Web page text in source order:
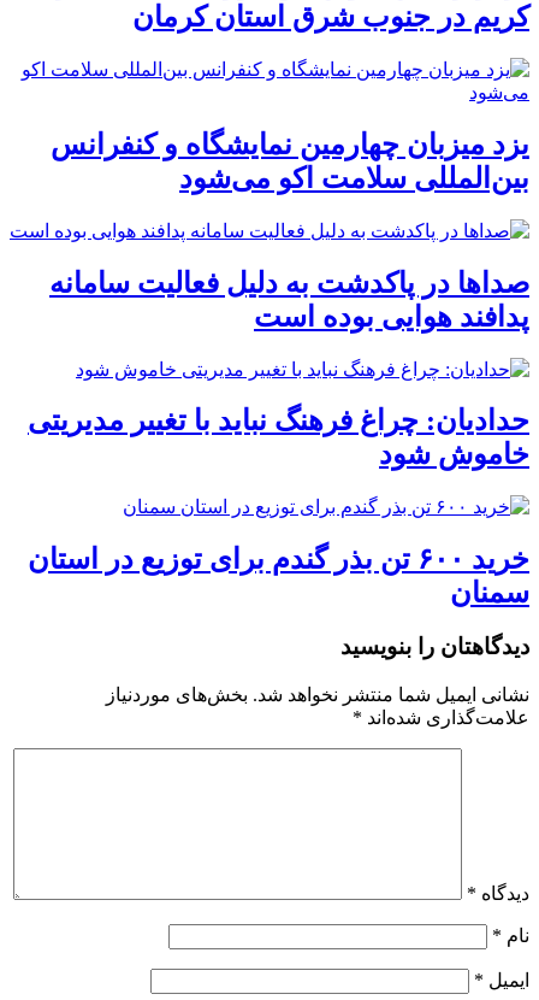
کریم در جنوب شرق استان کرمان
یزد میزبان چهارمین نمایشگاه و کنفرانس
بین‌المللی سلامت اکو می‌شود
صداها در پاکدشت به دلیل فعالیت سامانه
پدافند هوایی بوده است
حدادیان: چراغ فرهنگ نباید با تغییر مدیریتی
خاموش شود
خرید ۶۰۰ تن بذر گندم برای توزیع در استان
سمنان
دیدگاهتان را بنویسید
نشانی ایمیل شما منتشر نخواهد شد. بخش‌های موردنیاز
علامت‌گذاری شده‌اند *
دیدگاه *
نام *
ایمیل *